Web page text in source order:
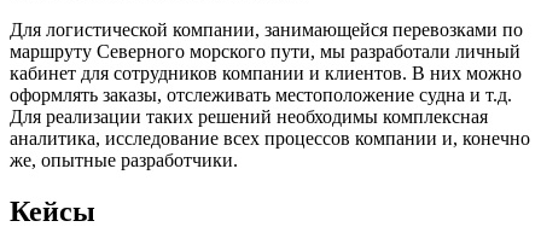
Для логистической компании, занимающейся перевозками по
маршруту Северного морского пути, мы разработали личный
кабинет для сотрудников компании и клиентов. В них можно
оформлять заказы, отслеживать местоположение судна и т.д.
Для реализации таких решений необходимы комплексная
аналитика, исследование всех процессов компании и, конечно
же, опытные разработчики.
Кейсы